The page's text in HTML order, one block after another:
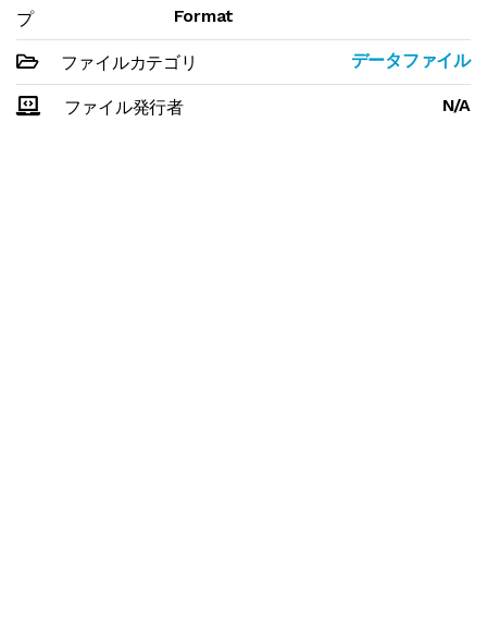
プ
Format
ファイルカテゴリ データファイル
ファイル発行者 N/A